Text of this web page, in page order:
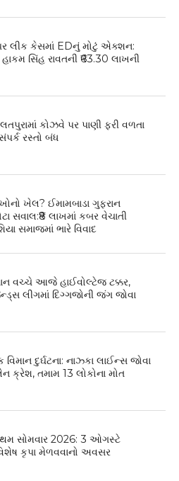
લીક કેસમાં EDનું મોટું એક્શન:
સિંહ રાવતની ₹63.30 લાખની
કોઝવે પર પાણી ફરી વળતા
રસ્તો બંધ
ખેલ? ઈમામબાડા ગુફરાન
સવાલ:₹8 લાખમાં કબર વેચાતી
સમાજમાં ભારે વિવાદ
વચ્ચે આજે હાઈવોલ્ટેજ ટક્કર,
લીગમાં દિગ્ગજોની જંગ જોવા
દુર્ઘટના: નાઝ્કા લાઈન્સ જોવા
ક્રેશ, તમામ 13 લોકોના મોત
સોમવાર 2026: 3 ઓગસ્ટે
કૃપા મેળવવાનો અવસર